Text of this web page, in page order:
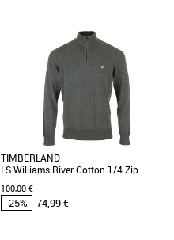
Vêtements pas cher et Promos
La Veste The North Face Simple Dome
Full Zip est un classique intemporel qui
allie praticité et confort. [...]
TIMBERLAND
LS Williams River Cotton 1/4 Zip
100,00 €
-25% 74,99 €